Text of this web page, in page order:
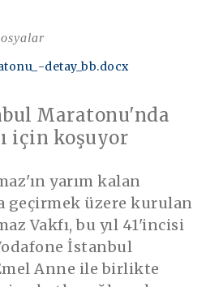
detay_bb.docx
Maratonu'nda
için koşuyor
yarım kalan
geçirmek üzere kurulan
Vakfı, bu yıl 41'incisi
İstanbul
Anne ile birlikte